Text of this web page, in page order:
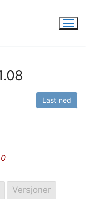
Last ned
Versjoner